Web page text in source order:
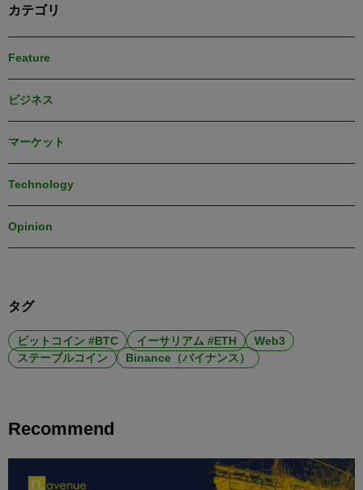
カテゴリ
Feature
ビジネス
マーケット
Technology
Opinion
タグ
ビットコイン #BTC イーサリアム #ETH
Web3
ステーブルコイン
Binance（バイナンス）
Recommend